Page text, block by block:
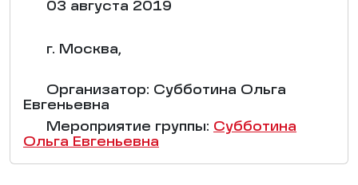
03 августа 2019
г. Москва,
Организатор: Субботина Ольга
Евгеньевна
Мероприятие группы: Субботина
Ольга Евгеньевна